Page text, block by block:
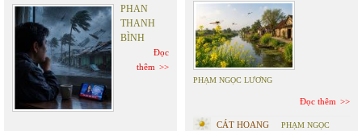
PHAN
THANH
BÌNH
Đọc
thêm
PHẠM NGỌC LƯƠNG
Đọc thêm
CÁT HOANG
PHẠM NGỌC